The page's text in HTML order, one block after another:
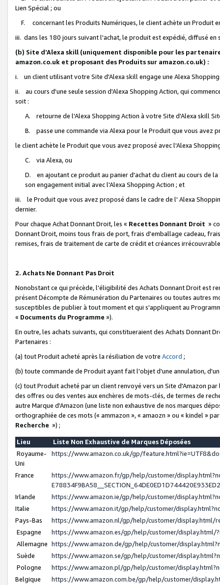
Lien Spécial ; ou
F. concernant les Produits Numériques, le client achète un Produit
iii. dans les 180 jours suivant l'achat, le produit est expédié, diffusé
(b) Site d'Alexa skill (uniquement disponible pour les
amazon.co.uk et proposant des Produits sur amazon.co.uk) :
i. un client utilisant votre Site d'Alexa skill engage une Alexa
ii. au cours d'une seule session d'Alexa Shopping Action, qui
soit :
A. retourne de l'Alexa Shopping Action à votre Site d'Alexa skill
B. passe une commande via Alexa pour le Produit que vous avez
le client achète le Produit que vous avez proposé avec l'Alexa
C. via Alexa, ou
D. en ajoutant ce produit au panier d'achat du client au cours de
son engagement initial avec l'Alexa Shopping Action ; et
iii. le Produit que vous avez proposé dans le cadre de l' Alexa
dernier.
Pour chaque Achat Donnant Droit, les « Recettes Donnant Droit »
Donnant Droit, moins tous frais de port, frais d'emballage cadeau,
remises, frais de traitement de carte de crédit et créances
2. Achats Ne Donnant Pas Droit
Nonobstant ce qui précède, l'éligibilité des Achats Donnant Droit est
présent Décompte de Rémunération du Partenaires ou toutes autres
susceptibles de publier à tout moment et qui s'appliquent au
« Documents du Programme »).
En outre, les achats suivants, qui constitueraient des Achats Donnant
Partenaires :
(a) tout Produit acheté après la résiliation de votre Accord ;
(b) toute commande de Produit ayant fait l'objet d'une annulation,
(c) tout Produit acheté par un client renvoyé vers un Site d'Amazon
des offres ou des ventes aux enchères de mots-clés, de termes de
autre Marque d'Amazon (une liste non exhaustive de nos marques
orthographiée de ces mots (« ammazon », « amaozn » ou « kindel »
Recherche ») ;
Lieu
Liste Non Exhaustive de Marques Déposées
Royaume-
Uni
https://www.amazon.co.uk/gp/
France
https://www.amazon.fr/gp/help/customer/
Irlande
https://www.amazon.ie/gp/help/customer/
Italie
https://www.amazon.it/gp/help/customer/
Pays-Bas
https://www.amazon.nl/gp/help/customer/display.html/
Espagne
https://www.amazon.es/gp/help/customer/display.html/
Allemagne https://www.amazon.de/gp/help/customer/
Suède
https://www.amazon.se/gp/help/customer/
Pologne
https://www.amazon.pl/gp/help/customer/
Belgique
https://www.amazon.com.be/gp/help/customer/